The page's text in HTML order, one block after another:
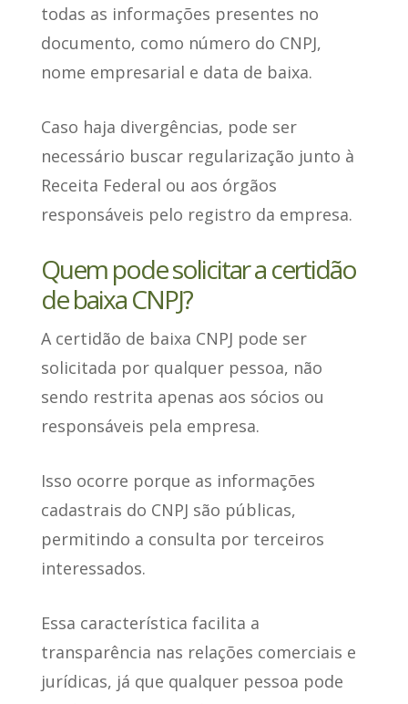
todas as informações presentes no
documento, como número do CNPJ,
nome empresarial e data de baixa.
Caso haja divergências, pode ser
necessário buscar regularização junto à
Receita Federal ou aos órgãos
responsáveis pelo registro da empresa.
Quem pode solicitar a certidão
de baixa CNPJ?
A certidão de baixa CNPJ pode ser
solicitada por qualquer pessoa, não
sendo restrita apenas aos sócios ou
responsáveis pela empresa.
Isso ocorre porque as informações
cadastrais do CNPJ são públicas,
permitindo a consulta por terceiros
interessados.
Essa característica facilita a
transparência nas relações comerciais e
jurídicas, já que qualquer pessoa pode